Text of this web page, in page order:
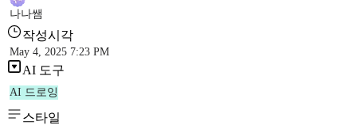
나나쌤
작성시각
May 4, 2025 7:23 PM
AI 도구
AI 드로잉
스타일